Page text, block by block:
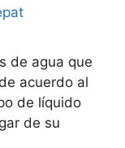
de agua que
acuerdo al
de líquido
de su